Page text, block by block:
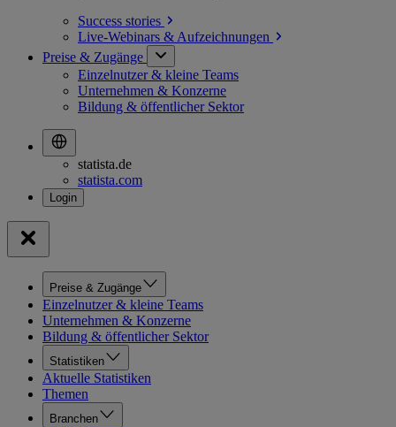
Success stories
Live-Webinars & Aufzeichnungen
Preise & Zugänge
Einzelnutzer & kleine Teams
Unternehmen & Konzerne
Bildung & öffentlicher Sektor
statista.de
statista.com
Preise & Zugänge
Einzelnutzer & kleine Teams
Unternehmen & Konzerne
Bildung & öffentlicher Sektor
Statistiken
Aktuelle Statistiken
Themen
Branchen